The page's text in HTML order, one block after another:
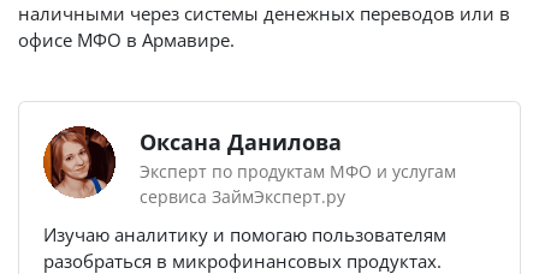
наличными через системы денежных переводов или в
офисе МФО в Армавире.
Оксана Данилова
Эксперт по продуктам МФО и услугам
сервиса ЗаймЭксперт.ру
Изучаю аналитику и помогаю пользователям
разобраться в микрофинансовых продуктах.